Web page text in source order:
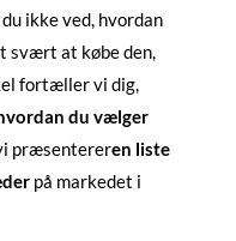
ikke ved, hvordan
svært at købe den,
fortæller vi dig,
du vælger
præsentereren liste
på markedet i